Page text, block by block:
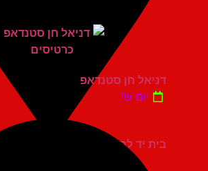
בית יד לבנים אשדוד
דניאל חן סטנדאפ
יום ש'